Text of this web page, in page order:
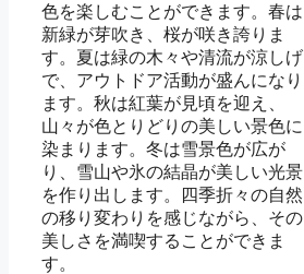
色を楽しむことができます。春は
新緑が芽吹き、桜が咲き誇りま
す。夏は緑の木々や清流が涼しげ
で、アウトドア活動が盛んになり
ます。秋は紅葉が見頃を迎え、
山々が色とりどりの美しい景色に
染まります。冬は雪景色が広が
り、雪山や氷の結晶が美しい光景
を作り出します。四季折々の自然
の移り変わりを感じながら、その
美しさを満喫することができま
す。